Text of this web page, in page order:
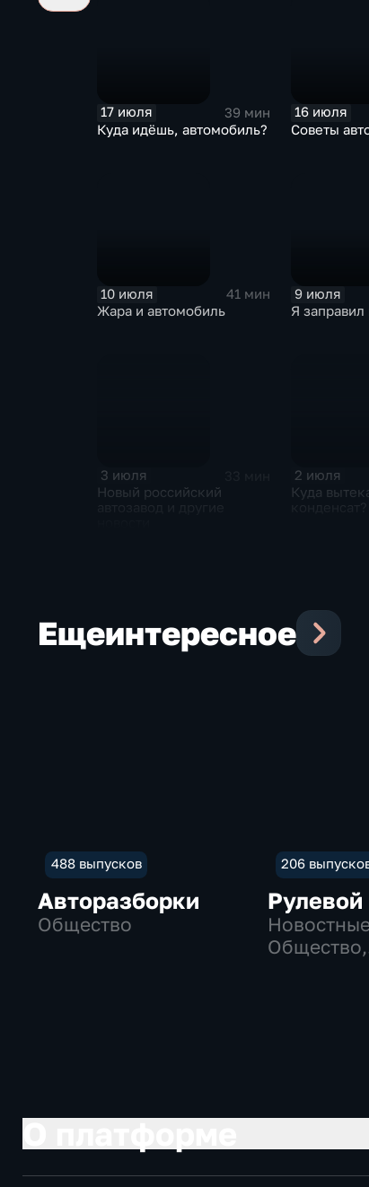
17 июля
39 мин
Куда идёшь, автомобиль?
16 июля
Советы
10 июля
41 мин
Жара и автомобиль
9 июля
Я
3 июля
Новый российский
2 июля
Куда
Ещеинтересное
488 выпусков
Авторазборки
Общество
206
Рулевой
Общество,